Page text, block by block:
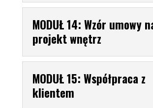
MODUŁ 14: Wzór umowy
projekt wnętrz
MODUŁ 15: Współpraca z
klientem